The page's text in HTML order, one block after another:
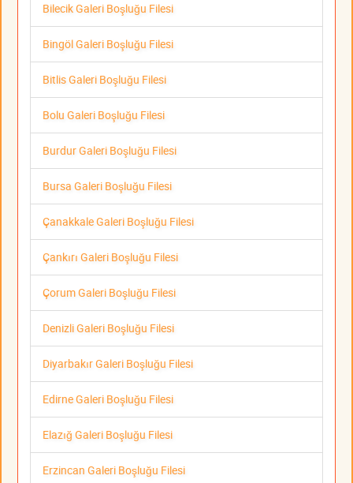
Bilecik Galeri Boşluğu Filesi
Bingöl Galeri Boşluğu Filesi
Bitlis Galeri Boşluğu Filesi
Bolu Galeri Boşluğu Filesi
Burdur Galeri Boşluğu Filesi
Bursa Galeri Boşluğu Filesi
Çanakkale Galeri Boşluğu Filesi
Çankırı Galeri Boşluğu Filesi
Çorum Galeri Boşluğu Filesi
Denizli Galeri Boşluğu Filesi
Diyarbakır Galeri Boşluğu Filesi
Edirne Galeri Boşluğu Filesi
Elazığ Galeri Boşluğu Filesi
Erzincan Galeri Boşluğu Filesi